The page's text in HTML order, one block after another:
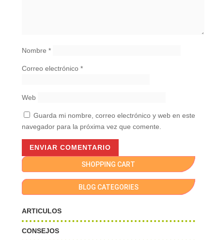
Nombre *
Correo electrónico *
Web
Guarda mi nombre, correo electrónico y web en este
navegador para la próxima vez que comente.
SHOPPING CART
BLOG CATEGORIES
ARTICULOS
CONSEJOS